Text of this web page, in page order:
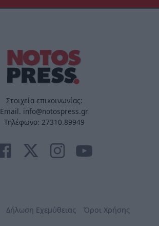
Στοιχεία επικοινωνίας:
Email. info@notospress.gr
Τηλέφωνο: 27310.89949
Δήλωση Εχεμύθειας Όροι Χρήσης